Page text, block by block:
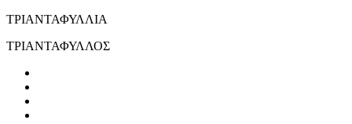
ΤΡΙΑΝΤΑΦΥΛΛΙΑ
ΤΡΙΑΝΤΑΦΥΛΛΟΣ